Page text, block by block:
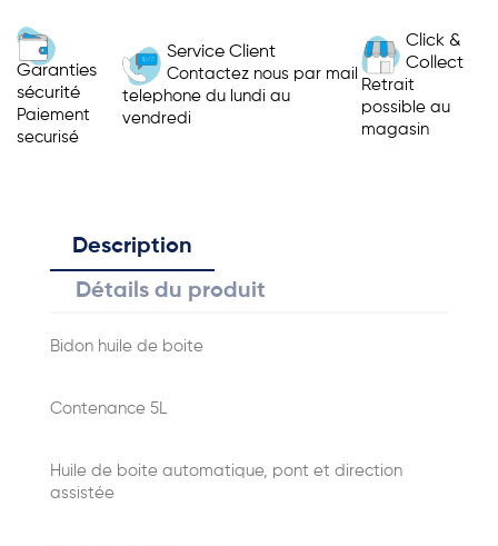
Garanties
sécurité
Paiement
securisé
Service Client
Contactez nous par mail
telephone du lundi au
vendredi
Click &
Collect
Retrait
possible au
magasin
Description
Détails du produit
Bidon huile de boite
Contenance 5L
Huile de boite automatique, pont et direction
assistée